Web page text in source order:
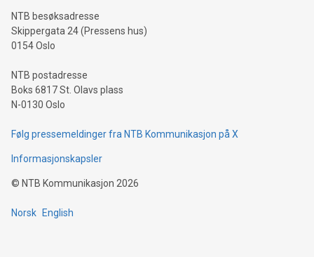
NTB besøksadresse
Skippergata 24 (Pressens hus)
0154 Oslo
NTB postadresse
Boks 6817 St. Olavs plass
N-0130 Oslo
Følg pressemeldinger fra NTB Kommunikasjon på X
Informasjonskapsler
© NTB Kommunikasjon 2026
Norsk English